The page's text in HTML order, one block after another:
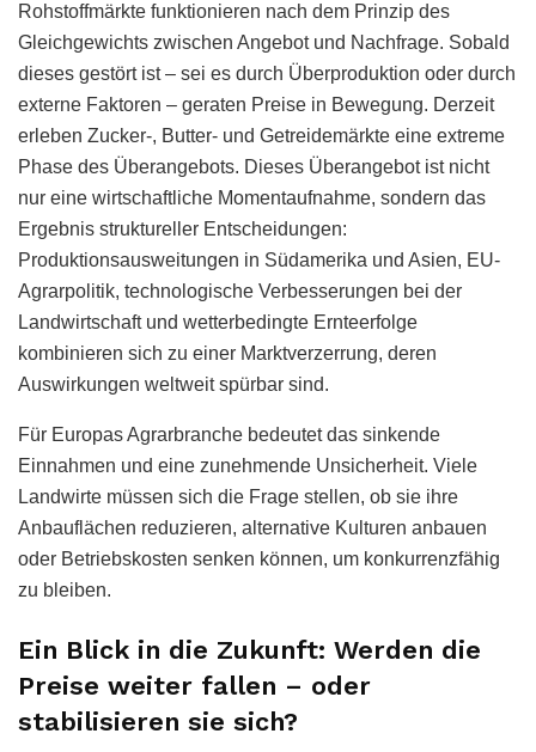
Rohstoffmärkte funktionieren nach dem Prinzip des
Gleichgewichts zwischen Angebot und Nachfrage. Sobald
dieses gestört ist – sei es durch Überproduktion oder durch
externe Faktoren – geraten Preise in Bewegung. Derzeit
erleben Zucker-, Butter- und Getreidemärkte eine extreme
Phase des Überangebots. Dieses Überangebot ist nicht
nur eine wirtschaftliche Momentaufnahme, sondern das
Ergebnis struktureller Entscheidungen:
Produktionsausweitungen in Südamerika und Asien, EU-
Agrarpolitik, technologische Verbesserungen bei der
Landwirtschaft und wetterbedingte Ernteerfolge
kombinieren sich zu einer Marktverzerrung, deren
Auswirkungen weltweit spürbar sind.
Für Europas Agrarbranche bedeutet das sinkende
Einnahmen und eine zunehmende Unsicherheit. Viele
Landwirte müssen sich die Frage stellen, ob sie ihre
Anbauflächen reduzieren, alternative Kulturen anbauen
oder Betriebskosten senken können, um konkurrenzfähig
zu bleiben.
Ein Blick in die Zukunft: Werden die
Preise weiter fallen – oder
stabilisieren sie sich?